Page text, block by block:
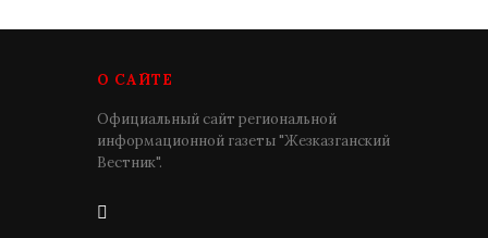
О САЙТЕ
Официальный сайт региональной
информационной газеты "Жезказганский
Вестник".